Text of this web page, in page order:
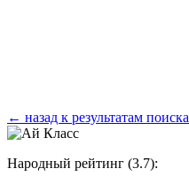
← назад к результатам поиска
Народный рейтинг (3.7):